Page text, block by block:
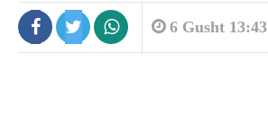
6 Gusht 13:43